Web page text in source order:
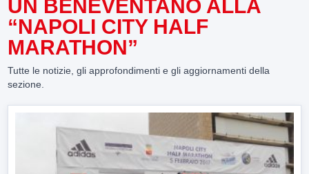
UN BENEVENTANO ALLA
“NAPOLI CITY HALF
MARATHON”
Tutte le notizie, gli approfondimenti e gli aggiornamenti della
sezione.